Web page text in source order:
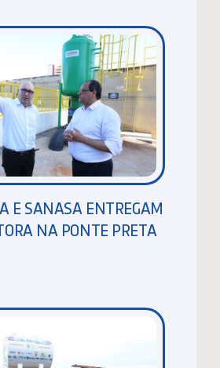
E SANASA ENTREGAM
NA PONTE PRETA